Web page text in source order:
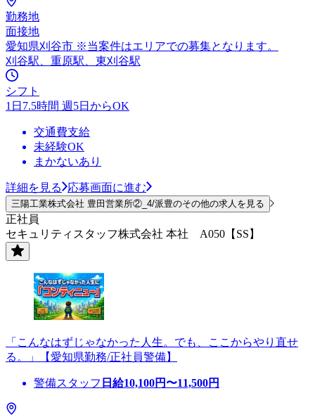
勤務地
面接地
愛知県刈谷市 ※当案件はエリアでの募集となります。
刈谷駅、重原駅、東刈谷駅
シフト
1日7.5時間 週5日からOK
交通費支給
未経験OK
まかないあり
詳細を見る 応募画面に進む
三陽工業株式会社 豊田営業所②_4/派豊のその他の求人を見る
正社員
セキュリティスタッフ株式会社 本社 A050【SS】
「こんなはずじゃなかった人生。でも、ここからやり直せ
る。」【愛知県勤務/正社員警備】
警備スタッフ 日給10,100円〜11,500円